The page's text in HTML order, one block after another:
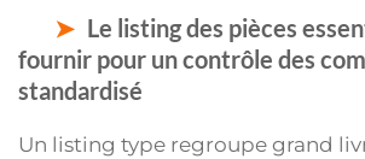
Le listing des pièces
fournir pour un contrôle des
standardisé
Un listing type regroupe grand